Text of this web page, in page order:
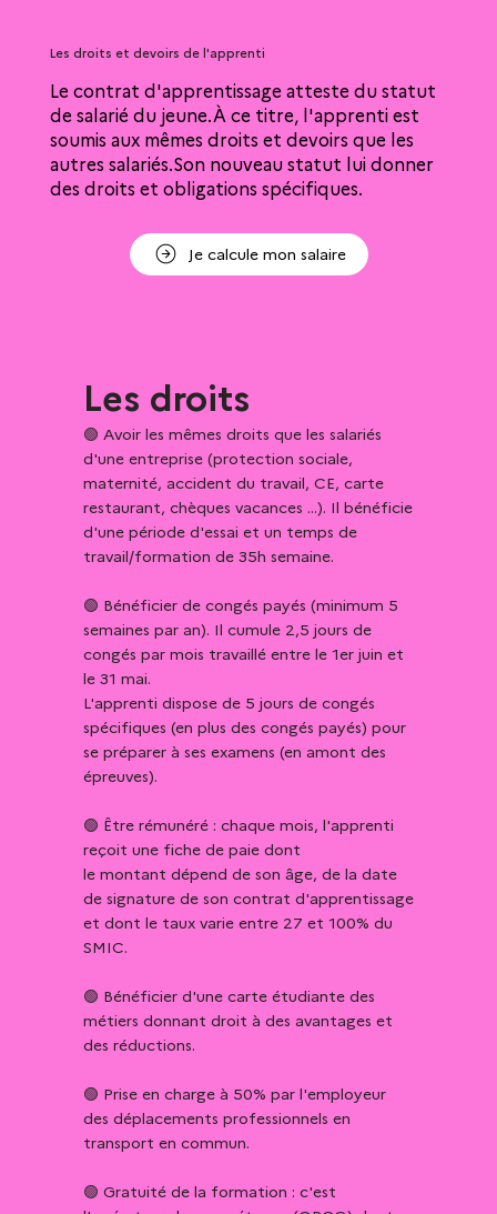
Les droits et devoirs de l'apprenti
Le contrat d'apprentissage atteste du statut
de salarié du jeune.À ce titre, l'apprenti est
soumis aux mêmes droits et devoirs que les
autres salariés.Son nouveau statut lui donner
des droits et obligations spécifiques.
Je calcule mon salaire
Les droits
🟢 Avoir les mêmes droits que les salariés
d'une entreprise (protection sociale,
maternité, accident du travail, CE, carte
restaurant, chèques vacances ...). Il bénéficie
d'une période d'essai et un temps de
travail/formation de 35h semaine.
🟢 Bénéficier de congés payés (minimum 5
semaines par an). Il cumule 2,5 jours de
congés par mois travaillé entre le 1er juin et
le 31 mai.
L'apprenti dispose de 5 jours de congés
spécifiques (en plus des congés payés) pour
se préparer à ses examens (en amont des
épreuves).
🟢 Être rémunéré : chaque mois, l'apprenti
reçoit une fiche de paie dont
le montant dépend de son âge, de la date
de signature de son contrat d'apprentissage
et dont le taux varie entre 27 et 100% du
SMIC.
🟢 Bénéficier d'une carte étudiante des
métiers donnant droit à des avantages et
des réductions.
🟢 Prise en charge à 50% par l'employeur
des déplacements professionnels en
transport en commun.
🟢 Gratuité de la formation : c'est